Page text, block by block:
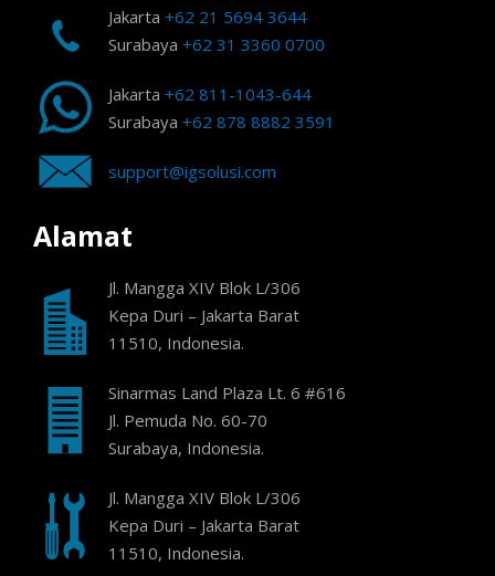
Jakarta +62 21 5694 3644
Surabaya +62 31 3360 0700
Jakarta +62 811-1043-644
Surabaya +62 878 8882 3591
support@igsolusi.com
Alamat
Jl. Mangga XIV Blok L/306
Kepa Duri – Jakarta Barat
11510, Indonesia.
Sinarmas Land Plaza Lt. 6 #616
Jl. Pemuda No. 60-70
Surabaya, Indonesia.
Jl. Mangga XIV Blok L/306
Kepa Duri – Jakarta Barat
11510, Indonesia.